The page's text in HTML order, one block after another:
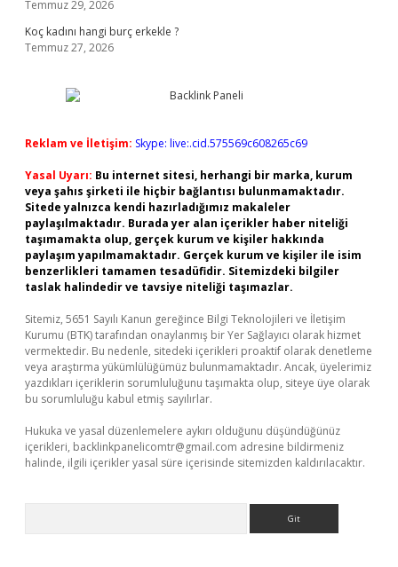
Temmuz 29, 2026
Koç kadını hangi burç erkekle ?
Temmuz 27, 2026
Reklam ve İletişim: Skype: live:.cid.575569c608265c69
Yasal Uyarı: Bu internet sitesi, herhangi bir marka, kurum
veya şahıs şirketi ile hiçbir bağlantısı bulunmamaktadır.
Sitede yalnızca kendi hazırladığımız makaleler
paylaşılmaktadır. Burada yer alan içerikler haber niteliği
taşımamakta olup, gerçek kurum ve kişiler hakkında
paylaşım yapılmamaktadır. Gerçek kurum ve kişiler ile isim
benzerlikleri tamamen tesadüfidir. Sitemizdeki bilgiler
taslak halindedir ve tavsiye niteliği taşımazlar.
Sitemiz, 5651 Sayılı Kanun gereğince Bilgi Teknolojileri ve İletişim
Kurumu (BTK) tarafından onaylanmış bir Yer Sağlayıcı olarak hizmet
vermektedir. Bu nedenle, sitedeki içerikleri proaktif olarak denetleme
veya araştırma yükümlülüğümüz bulunmamaktadır. Ancak, üyelerimiz
yazdıkları içeriklerin sorumluluğunu taşımakta olup, siteye üye olarak
bu sorumluluğu kabul etmiş sayılırlar.
Hukuka ve yasal düzenlemelere aykırı olduğunu düşündüğünüz
içerikleri, backlinkpanelicomtr@gmail.com adresine bildirmeniz
halinde, ilgili içerikler yasal süre içerisinde sitemizden kaldırılacaktır.